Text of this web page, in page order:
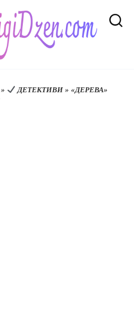
» ДЕТЕКТИВИ» «ДЕРЕВА»